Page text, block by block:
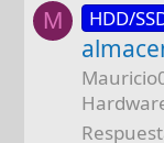
M HDD/